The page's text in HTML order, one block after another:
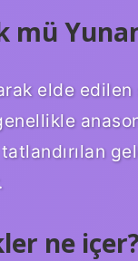
mü
elde edilen
ne